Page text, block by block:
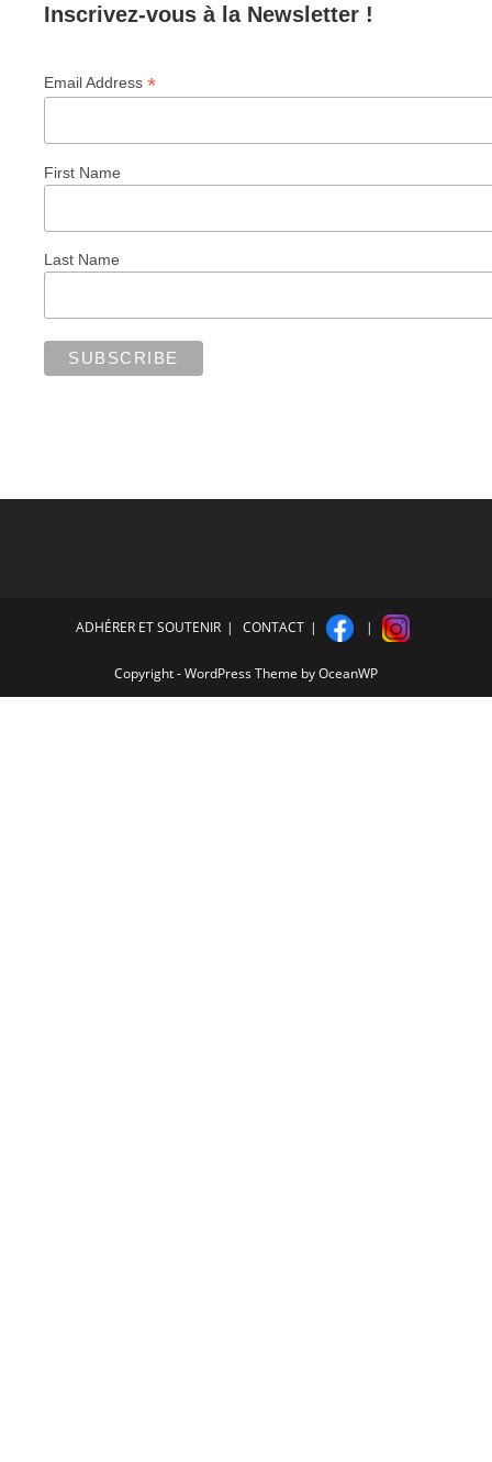
Inscrivez-vous à la Newsletter !
Email Address*
First Name
Last Name
ADHÉRER ET SOUTENIR CONTACT
Copyright - WordPress Theme by OceanWP